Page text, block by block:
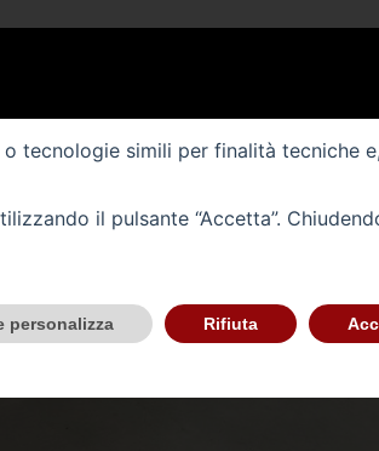
tecnologie simili per finalità tecniche
il pulsante “Accetta”.
personalizza Rifiuta